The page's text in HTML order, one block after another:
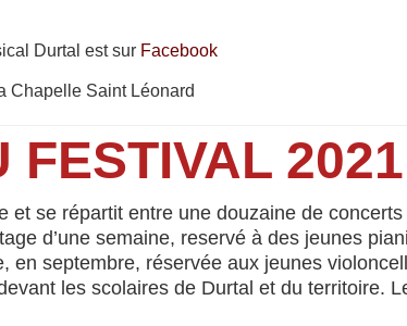
Durtal est sur Facebook
Chapelle Saint Léonard
FESTIVAL 2021
se répartit entre une douzaine de
d’une semaine, reservé à des jeunes
en septembre, réservée aux jeunes
les scolaires de Durtal et du territoire.